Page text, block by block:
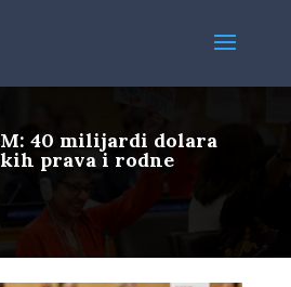
40 milijardi dolara
prava i rodne